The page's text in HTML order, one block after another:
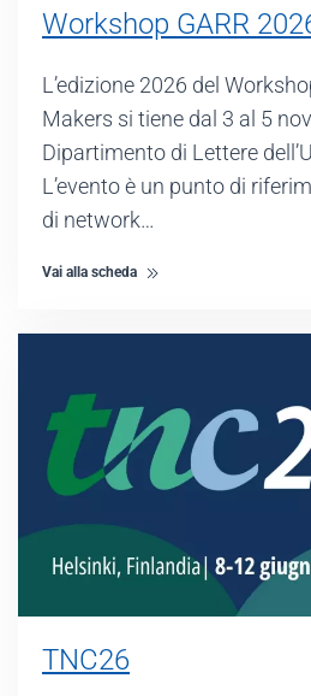
Workshop GARR
L’edizione 2026 del
Makers si tiene dal 3 al 5
Dipartimento di Lettere
L’evento è un punto di
di network…
Vai alla scheda
TNC26